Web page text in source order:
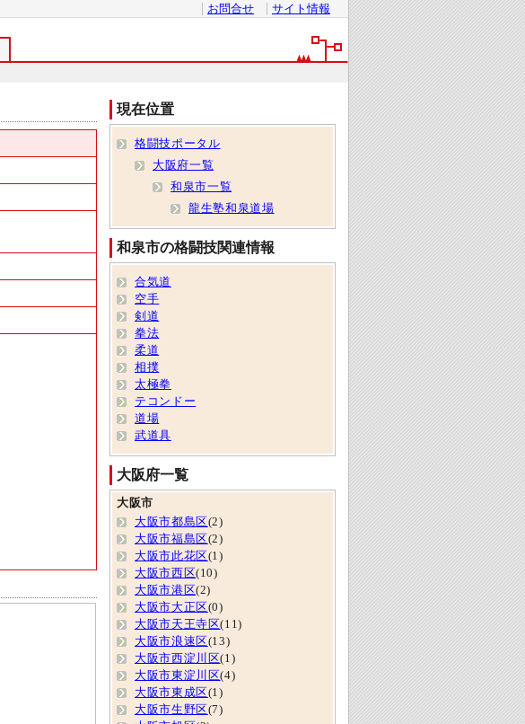
お問合せ サイト情報
現在位置
格闘技ポータル
大阪府一覧
和泉市一覧
龍生塾和泉道場
和泉市の格闘技関連情報
合気道
空手
剣道
拳法
柔道
相撲
太極拳
テコンドー
道場
武道具
大阪府一覧
大阪市
大阪市都島区 (2)
大阪市福島区 (2)
大阪市此花区 (1)
大阪市西区(10)
大阪市港区(2)
大阪市大正区 (0)
大阪市天王寺区(11)
大阪市浪速区 (13)
大阪市西淀川区(1)
大阪市東淀川区(4)
大阪市東成区 (1)
大阪市生野区 (7)